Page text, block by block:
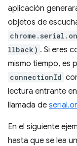
aplicación
objetos de
llback) . Si eres
mismo tiempo, es
connectionId
lectura entrante
llamada de
En el siguiente
hasta que se lea